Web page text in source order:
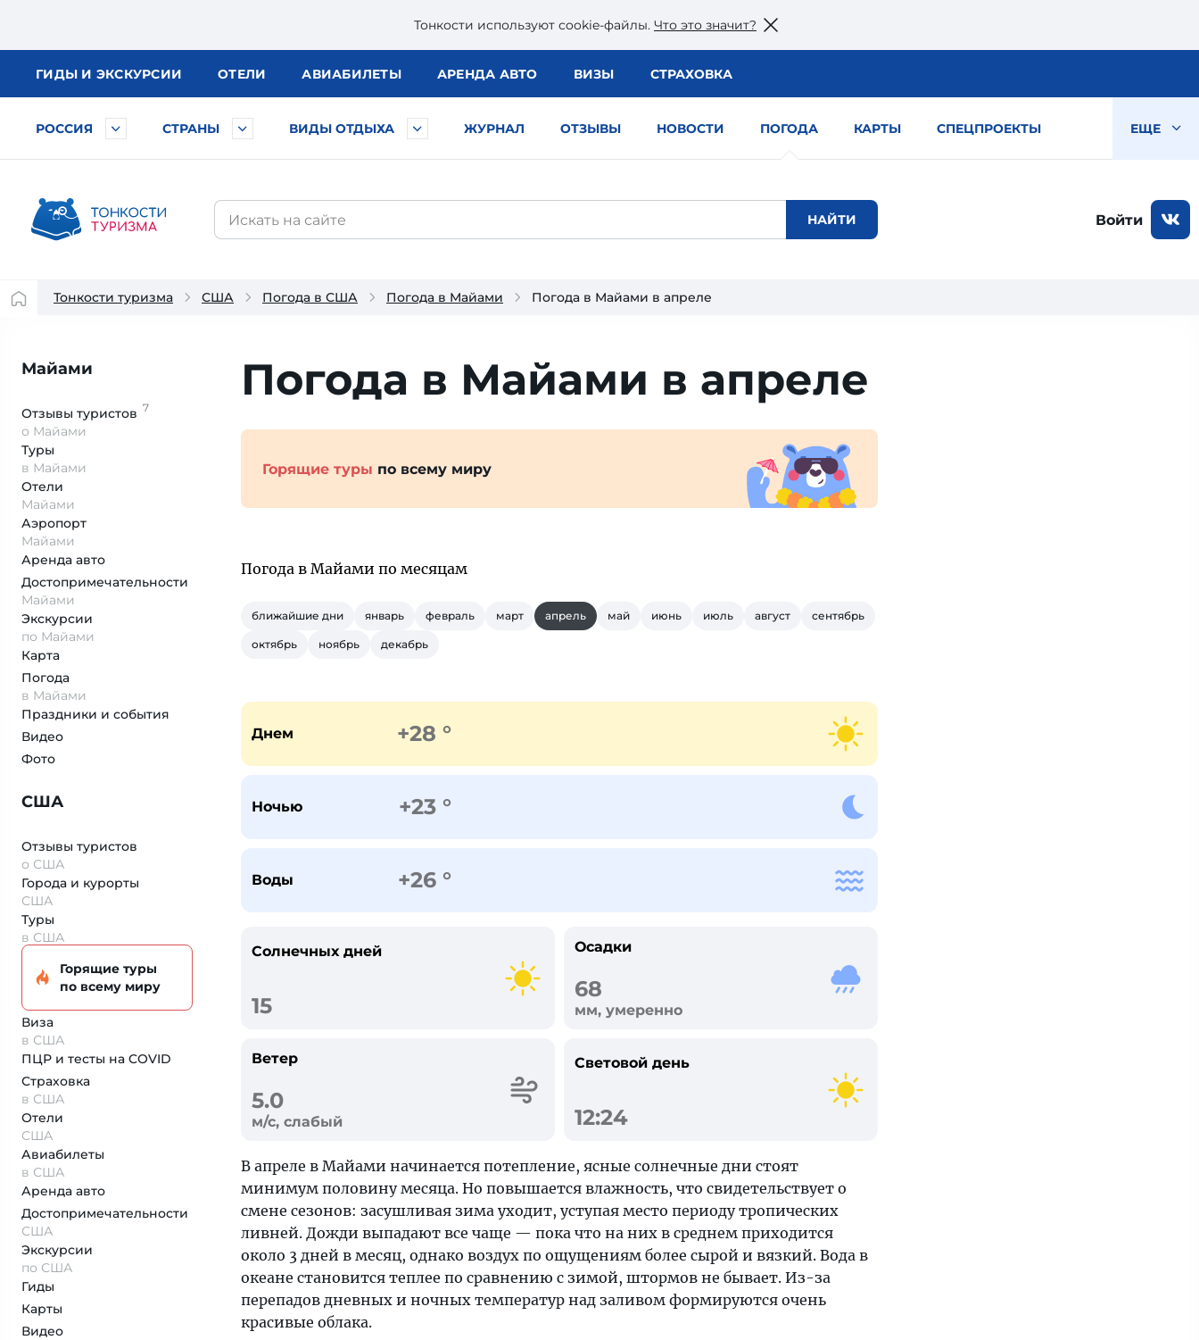
Тонкости используют сookie-файлы. Что это значит?
ГИДЫ И ЭКСКУРСИИ ОТЕЛИ АВИАБИЛЕТЫ АРЕНДА АВТО ВИЗЫ СТРАХОВКА
РОССИЯ СТРАНЫ ВИДЫ ОТДЫХА ЖУРНАЛ ОТЗЫВЫ НОВОСТИ ПОГОДА КАРТЫ СПЕЦПРОЕКТЫ ЕЩЕ
Войти
Тонкости туризма США Погода в США Погода в Майами Погода в Майами в апреле
Майами
Отзывы туристов 7
о Майами
Туры
в Майами
Отели
Майами
Аэропорт
Майами
Аренда авто
Достопримеча­тельности
Майами
Экскурсии
по Майами
Карта
Погода
в Майами
Праздники и события
Видео
Фото
США
Отзывы туристов
о США
Города и курорты
США
Туры
в США
Горящие туры
по всему миру
Виза
в США
ПЦР и тесты на COVID
Страховка
в США
Отели
США
Авиабилеты
в США
Аренда авто
Достопримеча­тельности
США
Экскурсии
по США
Гиды
Карты
Видео
Погода в Майами в апреле
Горящие туры по всему миру
Погода в Майами по месяцам
ближайшие дни январь февраль март апрель май июнь июль август сентябрь
октябрь ноябрь декабрь
Днем +28 °
Ночью +23 °
Воды +26 °
Солнечных дней
15
Осадки
68
мм, умеренно
Ветер
5.0
м/с, слабый
Световой день
12:24
В апреле в Майами начинается потепление, ясные солнечные дни стоят
минимум половину месяца. Но повышается влажность, что свидетельствует о
смене сезонов: засушливая зима уходит, уступая место периоду тропических
ливней. Дожди выпадают все чаще — пока что на них в среднем приходится
около 3 дней в месяц, однако воздух по ощущениям более сырой и вязкий. Вода в
океане становится теплее по сравнению с зимой, штормов не бывает. Из-за
перепадов дневных и ночных температур над заливом формируются очень
красивые облака.